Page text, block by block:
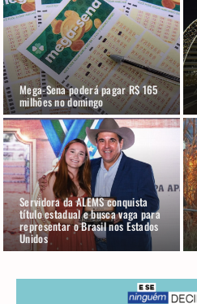
Mega-Sena poderá pagar R$ 165
milhões no domingo
Servidora da ALEMS conquista
título estadual e busca vaga para
representar o Brasil nos Estados
Unidos